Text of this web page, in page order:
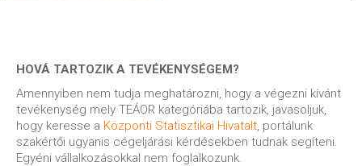
HOVÁ TARTOZIK A TEVÉKENYSÉGEM?
Amennyiben nem tudja meghatározni, hogy a végezni kívánt
tevékenység mely TEÁOR kategóriába tartozik, javasoljuk,
hogy keresse a Központi Statisztikai Hivatalt , portálunk
szakértői ugyanis cégeljárási kérdésekben tudnak segíteni.
Egyéni vállalkozásokkal nem foglalkozunk.